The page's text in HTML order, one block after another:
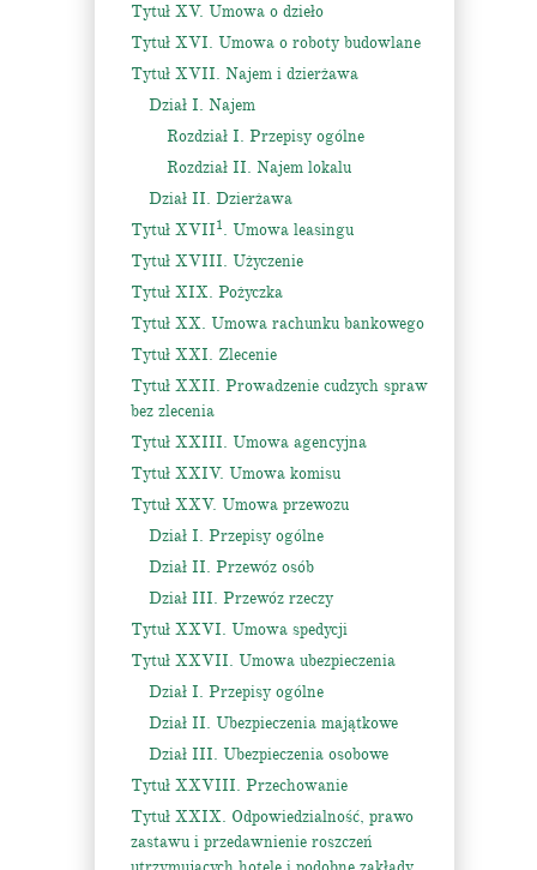
Tytuł XV. Umowa o dzieło
Tytuł XVI. Umowa o roboty budowlane
Tytuł XVII. Najem i dzierżawa
Dział I. Najem
Rozdział I. Przepisy ogólne
Rozdział II. Najem lokalu
Dział II. Dzierżawa
Tytuł XVII1. Umowa leasingu
Tytuł XVIII. Użyczenie
Tytuł XIX. Pożyczka
Tytuł XX. Umowa rachunku bankowego
Tytuł XXI. Zlecenie
Tytuł XXII. Prowadzenie cudzych spraw
bez zlecenia
Tytuł XXIII. Umowa agencyjna
Tytuł XXIV. Umowa komisu
Tytuł XXV. Umowa przewozu
Dział I. Przepisy ogólne
Dział II. Przewóz osób
Dział III. Przewóz rzeczy
Tytuł XXVI. Umowa spedycji
Tytuł XXVII. Umowa ubezpieczenia
Dział I. Przepisy ogólne
Dział II. Ubezpieczenia majątkowe
Dział III. Ubezpieczenia osobowe
Tytuł XXVIII. Przechowanie
Tytuł XXIX. Odpowiedzialność, prawo
zastawu i przedawnienie roszczeń